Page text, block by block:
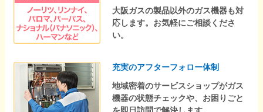
大阪ガスの製品以外のガス機器も対
応します。お気軽にご相談くださ
い。
充実のアフターフォロー体制
地域密着のサービスショップがガス
機器の状態チェックや、お困りごと